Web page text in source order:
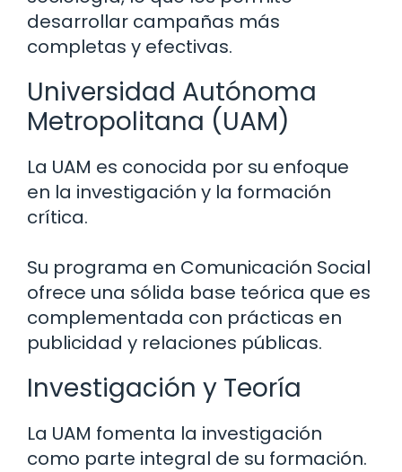
desarrollar campañas más
completas y efectivas.
Universidad Autónoma
Metropolitana (UAM)
La UAM es conocida por su enfoque
en la investigación y la formación
crítica.
Su programa en Comunicación Social
ofrece una sólida base teórica que es
complementada con prácticas en
publicidad y relaciones públicas.
Investigación y Teoría
La UAM fomenta la investigación
como parte integral de su formación.